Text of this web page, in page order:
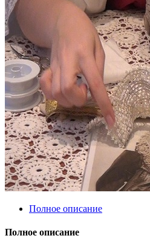
Полное описание
Полное описание